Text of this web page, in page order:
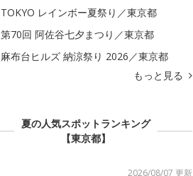
TOKYO レインボー夏祭り／東京都
第70回 阿佐谷七夕まつり／東京都
麻布台ヒルズ 納涼祭り 2026／東京都
もっと見る
夏の人気スポットランキング
【東京都】
2026/08/07 更新